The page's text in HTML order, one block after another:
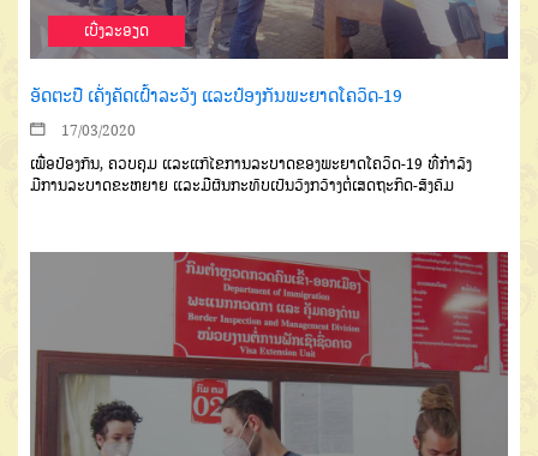
ເບີ່ງລະອຽດ
ອັດຕະປື ເຄັ່ງຄັດເຝົ້າລະວັງ ແລະປ້ອງກັນພະຍາດໂຄວິດ-19
17/03/2020
ເພື່ອປ້ອງກັນ, ຄວບຄຸມ ແລະແກ້ໄຂການລະບາດຂອງພະຍາດໂຄວິດ-19 ທີ່ກຳລັງ
ມີການລະບາດຂະຫຍາຍ ແລະມີຜົນກະທົບເປັນວົງກວ້າງຕໍ່ເສດຖະກິດ-ສັງຄົມ